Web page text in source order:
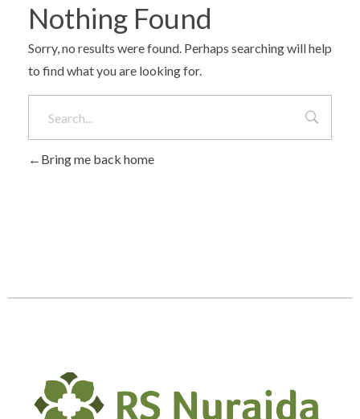
Nothing Found
Sorry, no results were found. Perhaps searching will help
to find what you are looking for.
Bring me back home